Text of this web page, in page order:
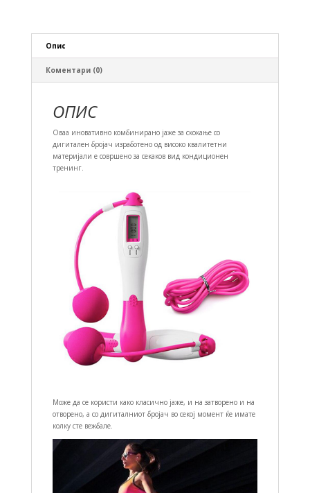
Опис
Коментари (0)
ОПИС
Оваа иновативно комбинирано јаже за скокање со
дигитален бројач изработено од високо квалитетни
материјали е совршено за секаков вид кондиционен
тренинг.
Може да се користи како класично јаже, и на затворено и на
отворено, а со дигиталниот бројач во секој момент ќе имате
колку сте вежбале.